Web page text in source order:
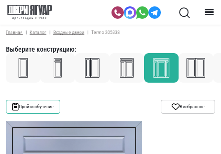
Главная Каталог Входные двери Termo 205338
Выберите конструкцию:
Пройти обучение В избранное